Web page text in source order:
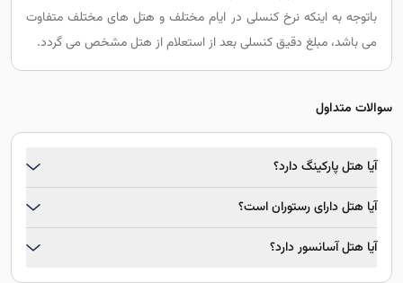
باتوجه به اینکه نرخ کنسلی در ایام مختلف و هتل های مختلف متفاوت
می باشد، مبلغ دقیق کنسلی بعد از استعلام از هتل مشخص می گردد.
سوالات متداول
آیا هتل پارکینگ دارد؟
آیا هتل دارای رستوران است؟
آیا هتل آسانسور دارد؟